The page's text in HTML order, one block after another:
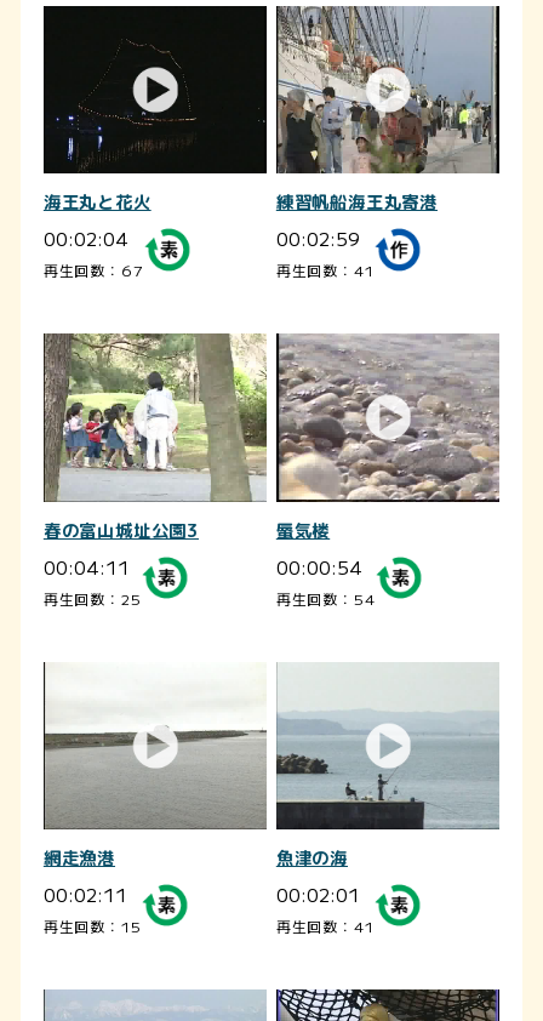
海王丸と花火
00:02:04
再生回数：67
練習帆船海王丸寄港
00:02:59
再生回数：41
春の富山城址公園3
00:04:11
再生回数：25
蜃気楼
00:00:54
再生回数：54
網走漁港
00:02:11
再生回数：15
魚津の海
00:02:01
再生回数：41